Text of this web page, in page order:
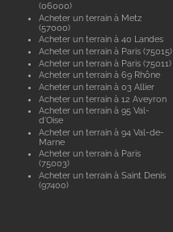
(06000)
Acheter un terrain à Metz
(57000)
Acheter un terrain à 40 Landes
Acheter un terrain à Paris (75015)
Acheter un terrain à Paris (75011)
Acheter un terrain à 69 Rhône
Acheter un terrain à 03 Allier
Acheter un terrain à 12 Aveyron
Acheter un terrain à 95 Val-
d'Oise
Acheter un terrain à 94 Val-de-
Marne
Acheter un terrain à Paris
(75003)
Acheter un terrain à Saint Denis
(97400)